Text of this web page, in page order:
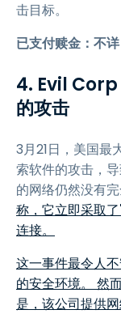
击目标。
已支付赎金：不详
4. Evil
的攻击
3月21日，美国最
索软件的攻击，
的网络仍然没有
称，它立即采取
连接。
这一事件最令人
的安全环境。 然
是，该公司提供